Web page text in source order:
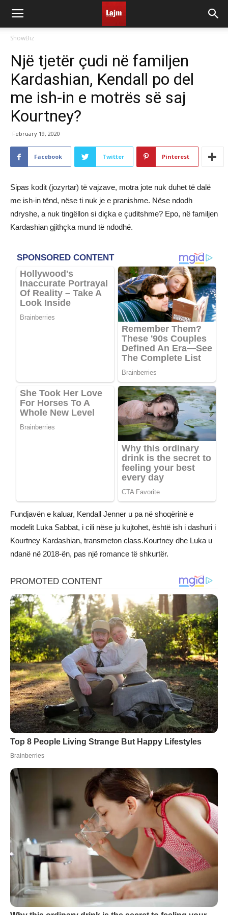
ShowBiz
Një tjetër çudi në familjen
Kardashian, Kendall po del
me ish-in e motrës së saj
Kourtney?
February 19, 2020
Facebook Twitter Pinterest
Sipas kodit (jozyrtar) të vajzave, motra jote nuk duhet të dalë
me ish-in tënd, nëse ti nuk je e pranishme. Nëse ndodh
ndryshe, a nuk tingëllon si diçka e çuditshme? Epo, në familjen
Kardashian gjithçka mund të ndodhë.
Fundjavën e kaluar, Kendall Jenner u pa në shoqërinë e
modelit Luka Sabbat, i cili nëse ju kujtohet, është ish i dashuri i
Kourtney Kardashian, transmeton class.Kourtney dhe Luka u
ndanë në 2018-ën, pas një romance të shkurtër.